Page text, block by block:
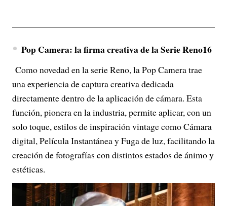
Pop Camera: la firma creativa de la Serie Reno16
Como novedad en la serie Reno, la Pop Camera trae
una experiencia de captura creativa dedicada
directamente dentro de la aplicación de cámara. Esta
función, pionera en la industria, permite aplicar, con un
solo toque, estilos de inspiración vintage como Cámara
digital, Película Instantánea y Fuga de luz, facilitando la
creación de fotografías con distintos estados de ánimo y
estéticas.